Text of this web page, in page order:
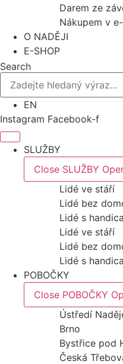
Darem ze
Nákupem v
O NADĚJI
E-SHOP
Search
EN
Instagram Facebook-f
SLUŽBY
Close SLUŽBY
Lidé ve stáří
Lidé bez
Lidé s
Lidé ve stáří
Lidé bez
Lidé s
POBOČKY
Close POBOČKY
Ústředí
Brno
Bystřice pod
Česká